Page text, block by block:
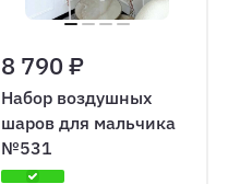
8 790 ₽
Набор воздушных
шаров для мальчика
№531